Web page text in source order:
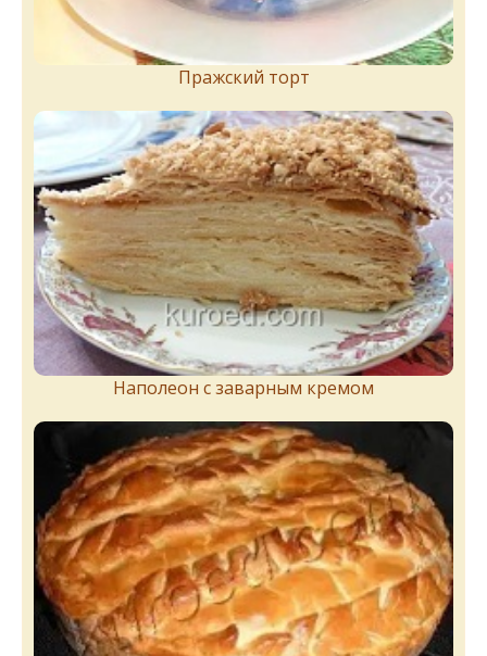
Пражский торт
Наполеон с заварным кремом